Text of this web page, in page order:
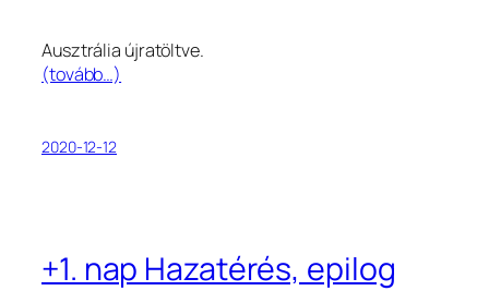
Ausztrália újratöltve.
(tovább…)
2020-12-12
+1. nap Hazatérés, epilog